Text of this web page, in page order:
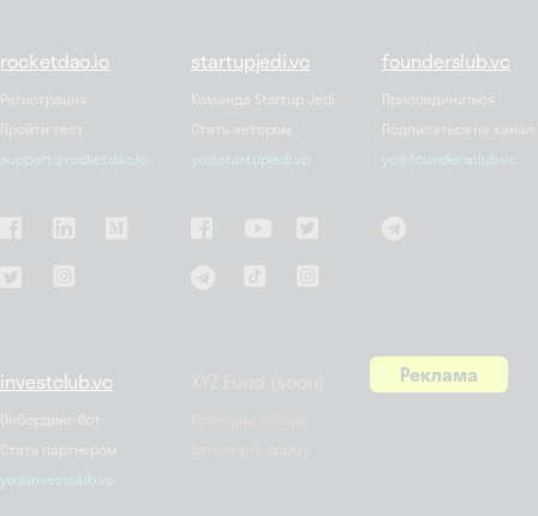
rocketdao.io
Регистрация
Пройти тест
support@rocketdao.io
startupjedi.vc
Команда Startup Jedi
Стать автором
yo@startupjedi.vc
founderslub.vc
Присоединиться
Подписаться на канал
yo@foundersclub.vc
investclub.vc
Онбординг-бот
Стать партнером
yo@investclub.vc
Реклама